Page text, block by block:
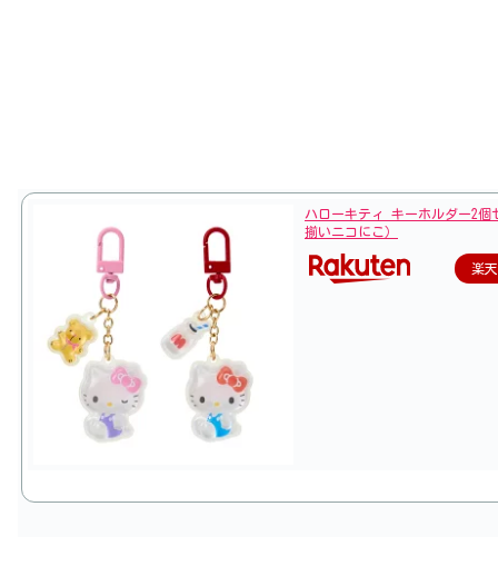
ハローキティ キーホルダー2個
揃いニコにこ）
楽